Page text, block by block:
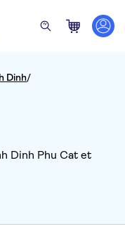
Dinh/
Dinh Phu Cat et